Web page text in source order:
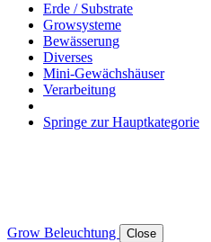
Erde / Substrate
Growsysteme
Bewässerung
Diverses
Mini-Gewächshäuser
Verarbeitung
Springe zur Hauptkategorie
Grow Beleuchtung Close